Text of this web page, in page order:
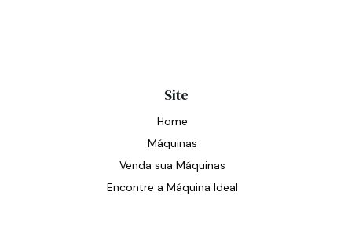
Site
Home
Máquinas
Venda sua Máquinas
Encontre a Máquina Ideal